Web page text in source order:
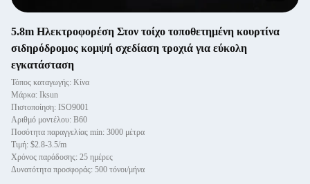
5.8m Ηλεκτροφορέση Στον τοίχο τοποθετημένη κουρτίνα
σιδηρόδρομος κομψή σχεδίαση τροχιά για εύκολη
εγκατάσταση
Τόπος καταγωγής: Κίνα
Μάρκα: Iksun
Πιστοποίηση: ISO9001
Αριθμό μοντέλου: B60
Ποσότητα παραγγελίας min: 3000 μέτρα
Τιμή: $2.8-3.5/m
Χρόνος παράδοσης: 25 ημέρες
Δυνατότητα προσφοράς: 500 τόνοι/μήνα